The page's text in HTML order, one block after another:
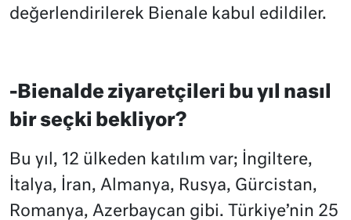
değerlendirilerek Bienale kabul edildiler.
-Bienalde ziyaretçileri bu yıl nasıl
bir seçki bekliyor?
Bu yıl, 12 ülkeden katılım var; İngiltere,
İtalya, İran, Almanya, Rusya, Gürcistan,
Romanya, Azerbaycan gibi. Türkiye’nin 25